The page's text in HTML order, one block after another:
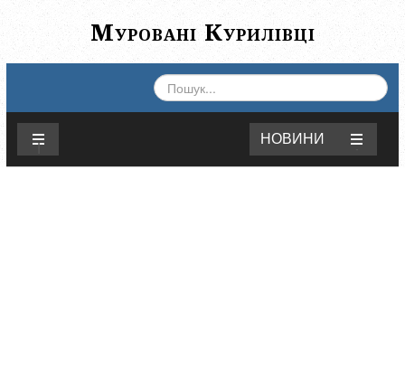
Муровані Курилівці
ПОШУК...
НОВИНИ